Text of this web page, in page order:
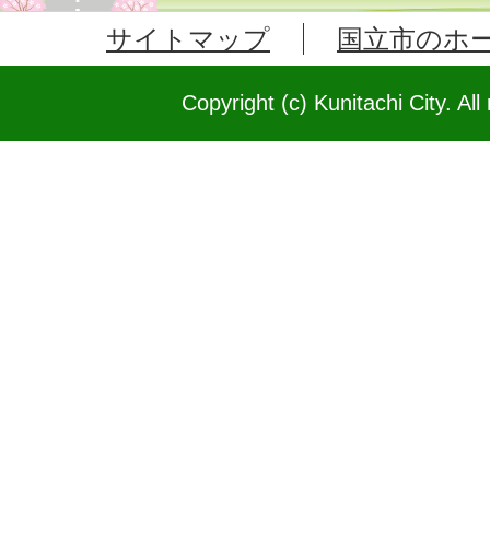
サイトマップ 国立市のホ
Copyright (c) Kunitachi City.